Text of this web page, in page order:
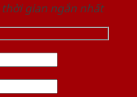
gian ngắn nhất